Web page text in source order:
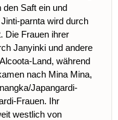
Saft ein und
parnta wird durch
Die Frauen ihrer
Janyinki und andere
Land, während
nach Mina Mina,
Japangardi-
Frauen. Ihr
westlich von